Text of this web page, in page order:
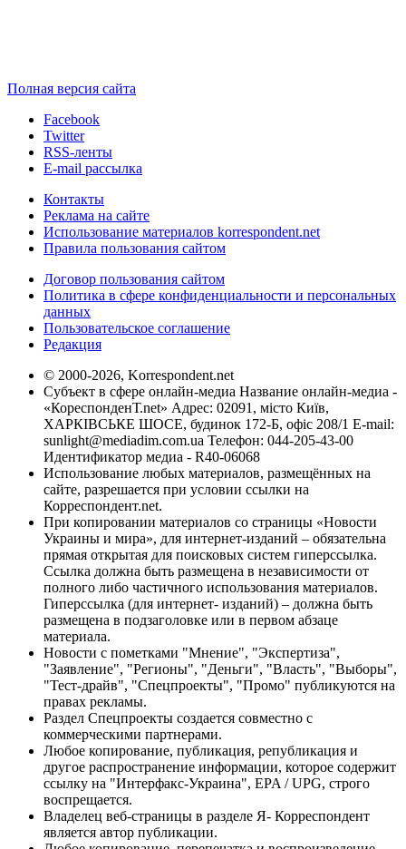
Полная версия сайта
Facebook
Twitter
RSS-ленты
E-mail рассылка
Контакты
Реклама на сайте
Использование материалов korrespondent.net
Правила пользования сайтом
Договор пользования сайтом
Политика в сфере конфиденциальности и персональных
данных
Пользовательское соглашение
Редакция
© 2000-2026, Korrespondent.net
Субъект в сфере онлайн-медиа Название онлайн-медиа -
«КореспонденТ.net» Адрес: 02091, місто Київ,
ХАРКІВСЬКЕ ШОСЕ, будинок 172-Б, офіс 208/1 E-mail:
sunlight@mediadim.com.ua Телефон: 044-205-43-00
Идентификатор медиа - R40-06068
Использование любых материалов, размещённых на
сайте, разрешается при условии ссылки на
Корреспондент.net.
При копировании материалов со страницы «Новости
Украины и мира», для интернет-изданий – обязательна
прямая открытая для поисковых систем гиперссылка.
Ссылка должна быть размещена в независимости от
полного либо частичного использования материалов.
Гиперссылка (для интернет- изданий) – должна быть
размещена в подзаголовке или в первом абзаце
материала.
Новости с пометками "Мнение", "Экспертиза",
"Заявление", "Регионы", "Деньги", "Власть", "Выборы",
"Тест-драйв", "Спецпроекты", "Промо" публикуются на
правах рекламы.
Раздел Спецпроекты создается совместно с
коммерческими партнерами.
Любое копирование, публикация, републикация и
другое распространение информации, которое содержит
ссылку на "Интерфакс-Украина", EPA / UPG, строго
воспрещается.
Владелец веб-страницы в разделе Я- Корреспондент
является автор публикации.